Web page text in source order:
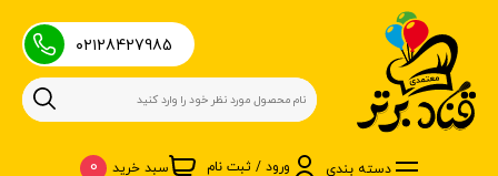
۰۲۱28427985
دسته بندی ورود / ثبت نام سبد خرید 0